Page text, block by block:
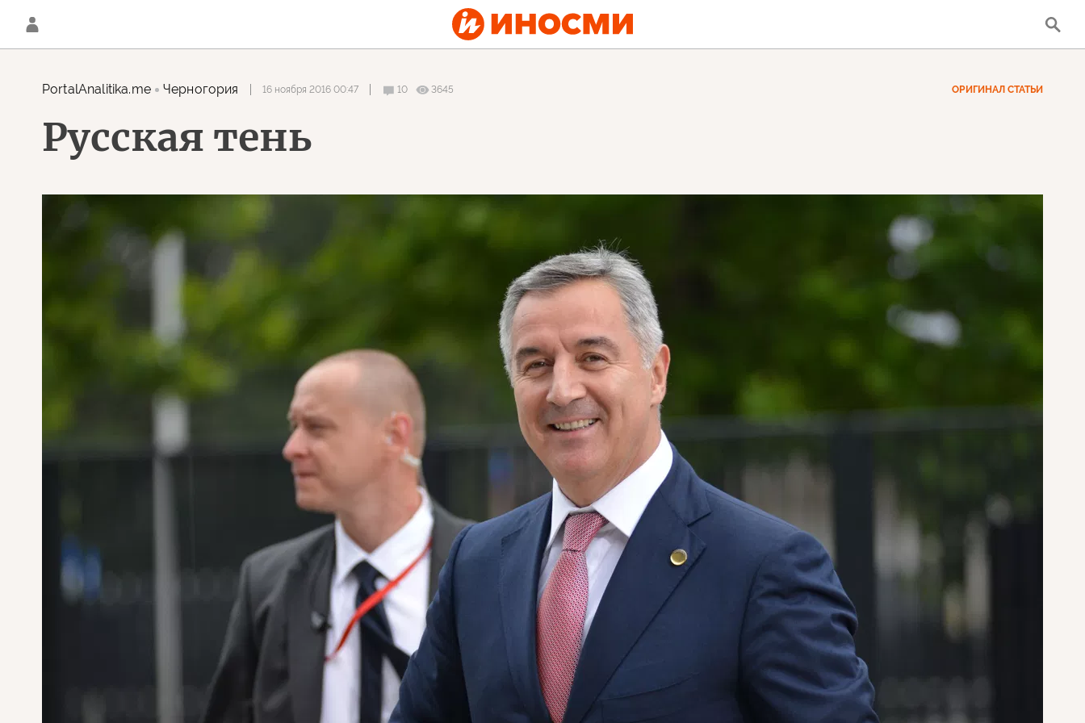
PortalAnalitika.me Черногория 16 ноября 2016 00:47 10 3645 ОРИГИНАЛ СТАТЬИ
Русская тень